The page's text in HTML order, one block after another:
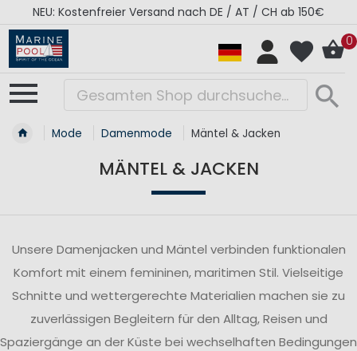
NEU: Kostenfreier Versand nach DE / AT / CH ab 150€
0
Mode Damenmode Mäntel & Jacken
MÄNTEL & JACKEN
Unsere Damenjacken und Mäntel verbinden funktionalen
Komfort mit einem femininen, maritimen Stil. Vielseitige
Schnitte und wettergerechte Materialien machen sie zu
zuverlässigen Begleitern für den Alltag, Reisen und
Spaziergänge an der Küste bei wechselhaften Bedingungen